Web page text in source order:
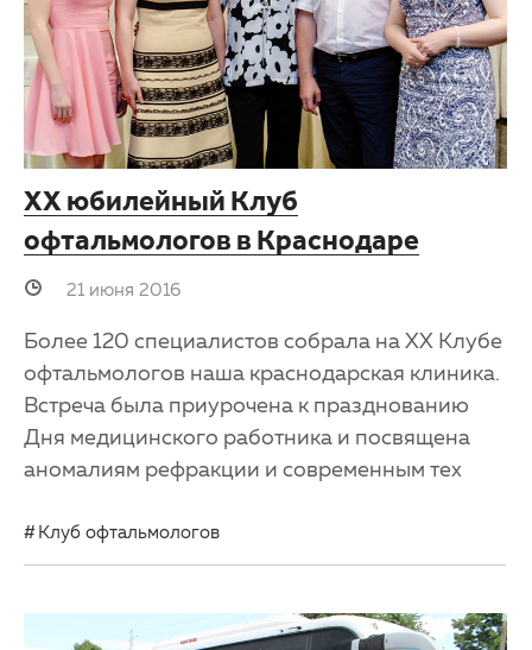
XX юбилейный Клуб
офтальмологов в Краснодаре
21 июня 2016
Более 120 специалистов собрала на XX Клубе
офтальмологов наша краснодарская клиника.
Встреча была приурочена к празднованию
Дня медицинского работника и посвящена
аномалиям рефракции и современным тех
Клуб офтальмологов